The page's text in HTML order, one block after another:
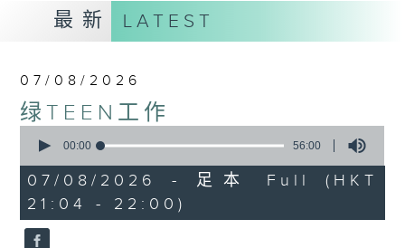
最新 LATEST
07/08/2026
绿TEEN工作
seconds
56
minutes,
0
seconds
00:00 56:00
07/08/2026 - 足本 Full (HKT
21:04 - 22:00)